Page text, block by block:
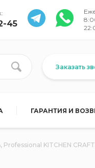
45
Заказать
ГАРАНТИЯ И
KITCHEN CRAFT